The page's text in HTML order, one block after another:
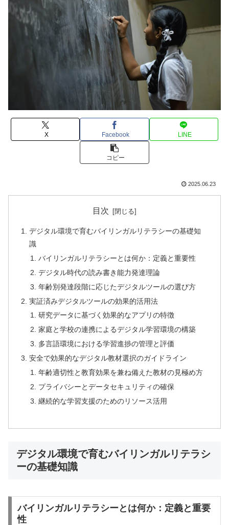
X Facebook LINE
コピー
2025.06.23
目次
デジタル環境で育むバイリンガルリテラシーの基礎知
識
バイリンガルリテラシーとは何か：定義と重要性
デジタル時代の読み書き能力発達理論
年齢別発達段階に応じたデジタルツールの選び方
実証済みデジタルツールの効果的活用法
研究データに基づく効果的なアプリの特徴
家庭と学校の連携によるデジタル学習環境の構築
多言語環境における学習進捗の管理と評価
安全で効果的なデジタル教材選択のガイドライン
年齢適切性と教育効果を兼ね備えた教材の見極め方
プライバシーとデータセキュリティの確保
継続的な学習支援のためのリソース活用
デジタル環境で育むバイリンガルリテラシ
ーの基礎知識
バイリンガルリテラシーとは何か：定義と重要
性